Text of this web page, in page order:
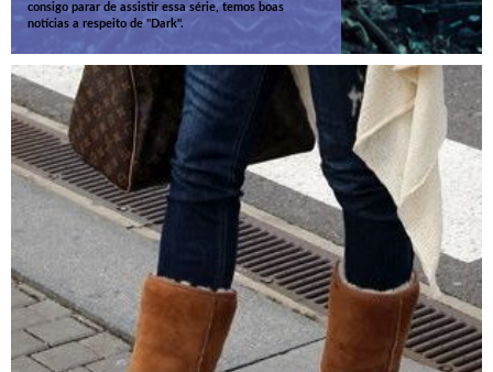
consigo parar de assistir essa série, temos boas
notícias a respeito de "Dark".